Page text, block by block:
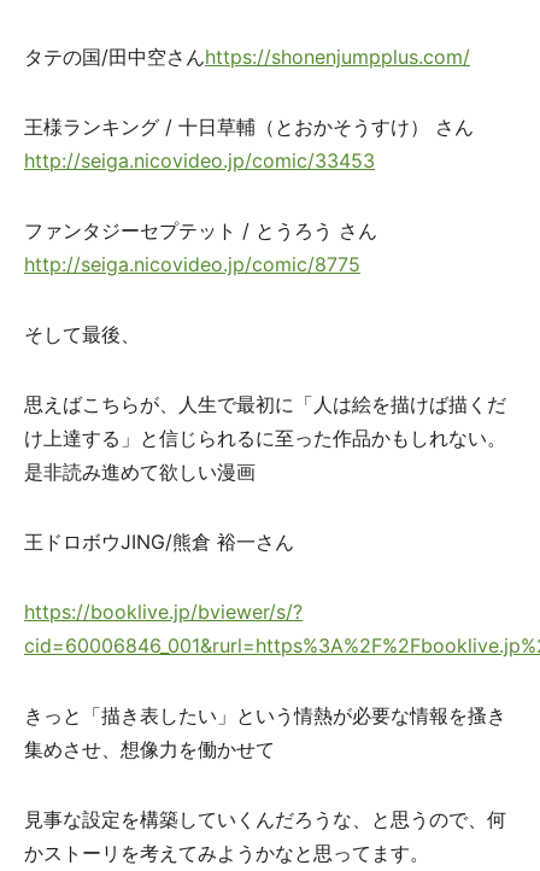
タテの国/田中空さんhttps://shonenjumpplus.com/
王様ランキング / 十日草輔（とおかそうすけ） さん
http://seiga.nicovideo.jp/comic/33453
ファンタジーセプテット / とうろう さん
http://seiga.nicovideo.jp/comic/8775
そして最後、
思えばこちらが、人生で最初に「人は絵を描けば描くだ
け上達する」と信じられるに至った作品かもしれない。
是非読み進めて欲しい漫画
王ドロボウJING/熊倉 裕一さん
https://booklive.jp/bviewer/s/?
きっと「描き表したい」という情熱が必要な情報を搔き
集めさせ、想像力を働かせて
見事な設定を構築していくんだろうな、と思うので、何
かストーリを考えてみようかなと思ってます。